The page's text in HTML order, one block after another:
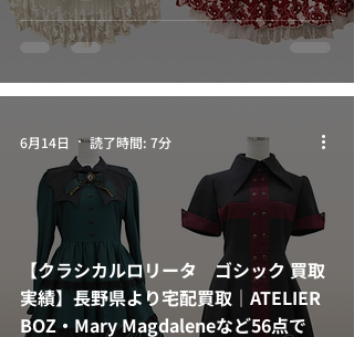
【クラシカルロリータ ゴシック 買取
実績】長野県より宅配買取｜ATELIER
BOZ・Mary Magdaleneなど56点で
6月14日 読了時間: 7分